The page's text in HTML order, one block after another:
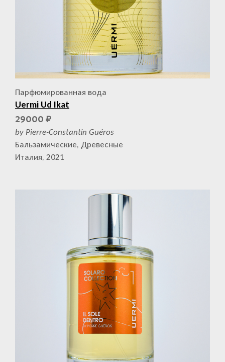
Парфюмированная вода
Uermi Ud Ikat
29000 ₽
by Pierre-Constantin Guéros
Бальзамические, Древесные
Италия, 2021